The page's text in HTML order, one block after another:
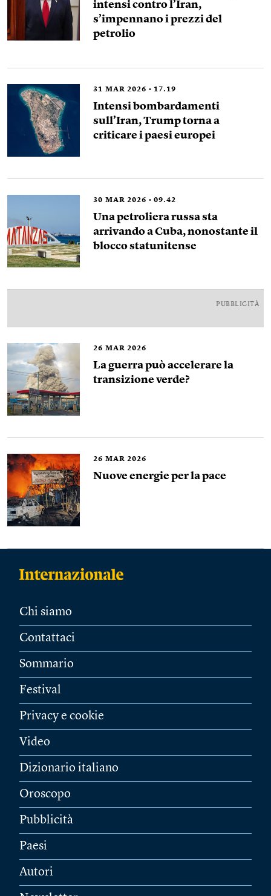
intensi contro l’Iran,
s’impennano i prezzi del
petrolio
31 MAR 2026 17.19
Intensi bombardamenti
sull’Iran, Trump torna a
criticare i paesi europei
30 MAR 2026 09.42
Una petroliera russa sta
arrivando a Cuba, nonostante il
blocco statunitense
PUBBLICITÀ
26 MAR 2026
La guerra può accelerare la
transizione verde?
26 MAR 2026
Nuove energie per la pace
Chi siamo
Contattaci
Sommario
Festival
Privacy e cookie
Video
Dizionario italiano
Oroscopo
Pubblicità
Paesi
Autori